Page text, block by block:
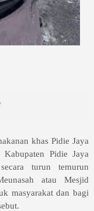
khas Pidie Jaya
Pidie Jaya
turun temurun
atau Mesjid
masyarakat dan bagi